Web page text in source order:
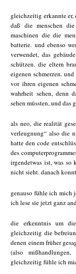
gleichzeitig erkannte
daß die menschen
maschinen die die
batterie. und ebenso
verwendet, das
schützen. die eltern
eigenen schmerzen.
vor ihren eigenen
wahrheit sehen, denn
sehen müssten, und
als neo, die realität
verleugnung“ also die
hatte den code
des
irgendetwas ist, was
nicht sieht. danach
genauso fühle ich mich
ich lese sie jetzt ganz
die erkenntnis um
gleichzeitig die
denen einem früher
(also
gleichzeitig fühle ich